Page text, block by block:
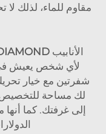
مقاوم للماء، لذلك
الأنابيب
لأي شخص يعيش
شفرتين مع خيار
لك مساحة للتخصيص
إلى غرفتك. كما